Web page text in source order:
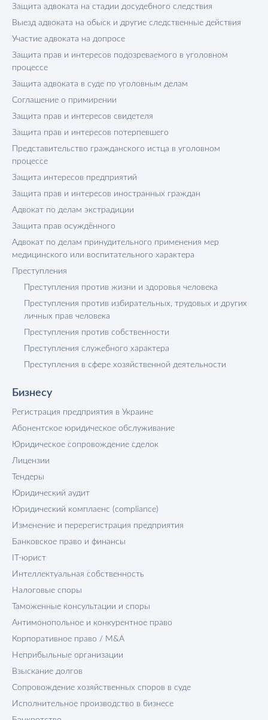
Защита адвоката на стадии досудебного следствия
Выезд адвоката на обыск и другие следственные действия
Участие адвоката на допросе
Защита прав и интересов подозреваемого в уголовном
процессе
Защита адвоката в суде по уголовным делам
Соглашение о примирении
Защита прав и интересов свидетеля
Защита прав и интересов потерпевшего
Представительство гражданского истца в уголовном
процессе
Защита интересов предприятий
Защита прав и интересов иностранных граждан
Адвокат по делам экстрадиции
Защита прав осуждённого
Адвокат по делам принудительного применения мер
медицинского или воспитательного характера
Преступления
Преступления против жизни и здоровья человека
Преступления против избирательных, трудовых и других
личных прав человека
Преступления против собственности
Преступления служебного характера
Преступления в сфере хозяйственной деятельности
Бизнесу
Регистрация предприятия в Украине
Абонентское юридическое обслуживание
Юридическое сопровождение сделок
Лицензии
Тендеры
Юридический аудит
Юридический комплаенс (compliance)
Изменение и перерегистрация предприятия
Банковское право и финансы
IT-юрист
Интеллектуальная собственность
Налоговые споры
Таможенные консультации и споры
Антимонопольное и конкурентное право
Корпоративное право / M&A
Неприбыльные организации
Взыскание долгов
Сопровождение хозяйственных споров в суде
Исполнительное производство в бизнесе